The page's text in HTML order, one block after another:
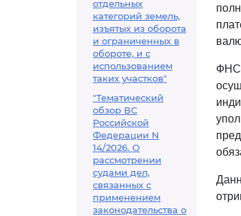
отдельных
категорий земель,
изъятых из оборота
и ограниченных в
обороте, и с
использованием
таких участков"
"Тематический
обзор ВС
Российской
Федерации N
14/2026. О
рассмотрении
судами дел,
связанных с
применением
законодательства о
ФНС